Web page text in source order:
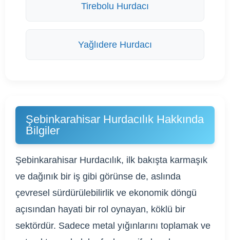
Tirebolu Hurdacı
Yağlıdere Hurdacı
Şebinkarahisar Hurdacılık Hakkında
Bilgiler
Şebinkarahisar Hurdacılık, ilk bakışta karmaşık
ve dağınık bir iş gibi görünse de, aslında
çevresel sürdürülebilirlik ve ekonomik döngü
açısından hayati bir rol oynayan, köklü bir
sektördür. Sadece metal yığınlarını toplamak ve